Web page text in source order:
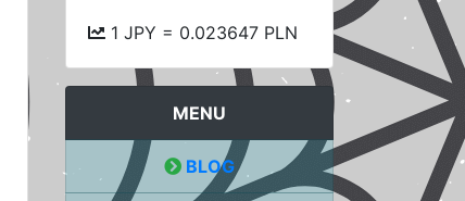
1 JPY = 0.023647 PLN
MENU
BLOG